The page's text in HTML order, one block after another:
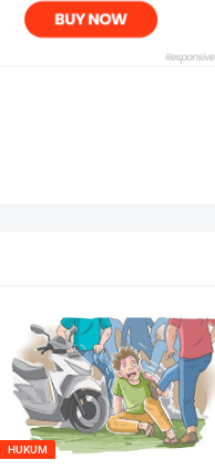
HUKUM